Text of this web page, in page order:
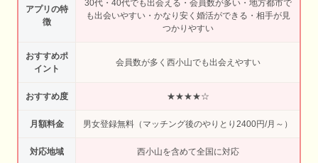
アプリの特
徴
30代・40代でも出会える・会員数が多い・地方都市で
も出会いやすい・かなり安く婚活ができる・相手が見
つかりやすい
おすすめポ
イント
会員数が多く西小山でも出会えやすい
おすすめ度 ★★★★☆
月額料金 男女登録無料（マッチング後のやりとり2400円/月～）
対応地域 西小山を含めて全国に対応